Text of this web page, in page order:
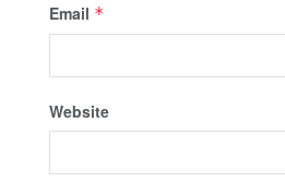
Email *
Website